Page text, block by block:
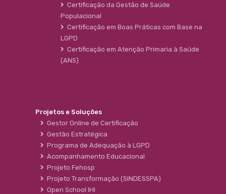
Certificação da Gestão de Saúde
Populacional
Certificação em Boas Práticas com Base na
LGPD
Certificação em Atenção Primaria à Saúde
(ANS)
Projetos e Soluções
Gestor Online de Certificação
Gestão Estratégica
Programa de Adequação à LGPD
Acompanhamento Educacional
Projeto Fehosp
Projeto Transformação (SINDESSPA)
Open School IHI